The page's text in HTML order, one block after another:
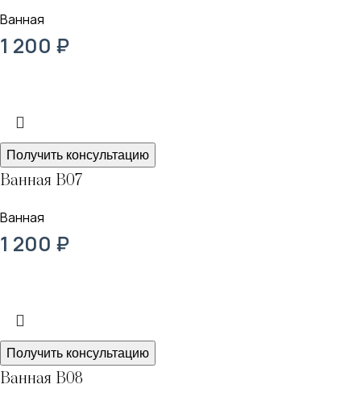
Ванная
1 200 ₽
Получить консультацию
Ванная В07
Ванная
1 200 ₽
Получить консультацию
Ванная В08